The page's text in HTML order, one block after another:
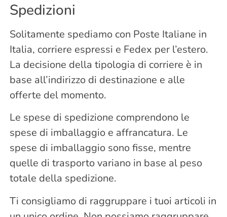
Spedizioni
Solitamente spediamo con Poste Italiane in
Italia, corriere espressi e Fedex per l’estero.
La decisione della tipologia di corriere è in
base all’indirizzo di destinazione e alle
offerte del momento.
Le spese di spedizione comprendono le
spese di imballaggio e affrancatura. Le
spese di imballaggio sono fisse, mentre
quelle di trasporto variano in base al peso
totale della spedizione.
Ti consigliamo di raggruppare i tuoi articoli in